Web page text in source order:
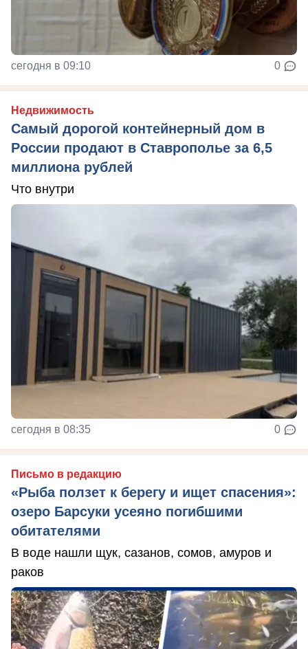
сегодня в 09:10 0
Недвижимость
Самый дорогой контейнерный дом в
России продают в Ставрополье за 6,5
миллиона рублей
Что внутри
сегодня в 08:35 0
Письмо в редакцию
«Рыба ползет к берегу и ищет спасения»:
озеро Барсуки усеяно погибшими
обитателями
В воде нашли щук, сазанов, сомов, амуров и
раков